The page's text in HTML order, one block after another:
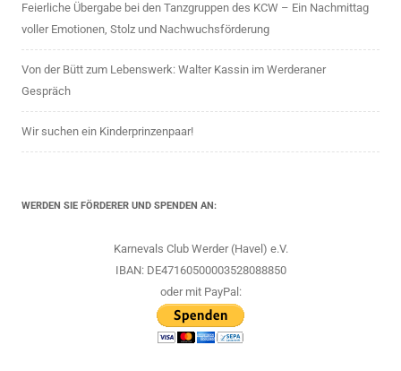
Feierliche Übergabe bei den Tanzgruppen des KCW – Ein Nachmittag
voller Emotionen, Stolz und Nachwuchsförderung
Von der Bütt zum Lebenswerk: Walter Kassin im Werderaner
Gespräch
Wir suchen ein Kinderprinzenpaar!
WERDEN SIE FÖRDERER UND SPENDEN AN:
Karnevals Club Werder (Havel) e.V.
IBAN: DE47160500003528088850
oder mit PayPal: